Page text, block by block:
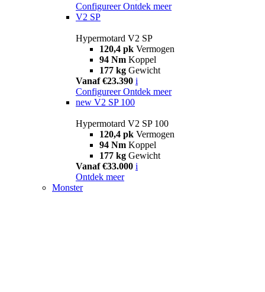
Configureer Ontdek meer
V2 SP
Hypermotard V2 SP
120,4 pk Vermogen
94 Nm Koppel
177 kg Gewicht
Vanaf €23.390 i
Configureer Ontdek meer
new V2 SP 100
Hypermotard V2 SP 100
120,4 pk Vermogen
94 Nm Koppel
177 kg Gewicht
Vanaf €33.000 i
Ontdek meer
Monster